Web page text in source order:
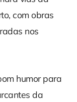
com obras
nos
humor para
da